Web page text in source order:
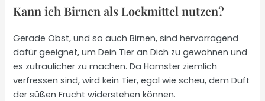
Kann ich Birnen als Lockmittel nutzen?
Gerade Obst, und so auch Birnen, sind hervorragend
dafür geeignet, um Dein Tier an Dich zu gewöhnen und
es zutraulicher zu machen. Da Hamster ziemlich
verfressen sind, wird kein Tier, egal wie scheu, dem Duft
der süßen Frucht widerstehen können.